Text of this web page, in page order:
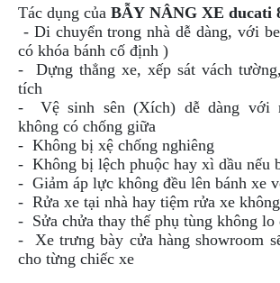
BLOG
PHƯỢT
LIÊN
HỆ
HƯỚNG
DẪN
MUA
HÀNG
Tác dụng của BẪY NÂNG XE ducati
- Di chuyển trong nhà dễ dàng, với
có khóa bánh cố định )
- Dựng thẳng xe, xếp sát vách
tích
- Vệ sinh sên (Xích) dễ dàng với
không có chống giữa
- Không bị xệ chống nghiêng
- Không bị lệch phuộc hay xì dầu nếu
- Giảm áp lực không đều lên bánh xe
- Rửa xe tại nhà hay tiệm rửa xe
- Sửa chửa thay thế phụ tùng không lo
- Xe trưng bày cửa hàng showroom
cho từng chiếc xe